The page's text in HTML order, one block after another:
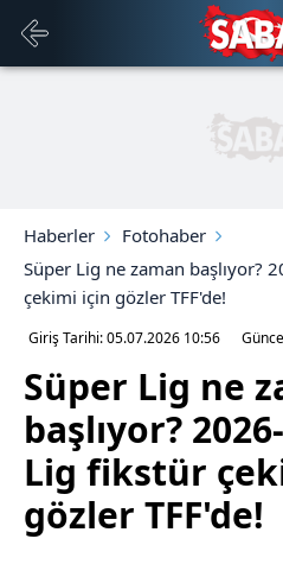
Haberler
Fotohaber
Süper Lig ne zaman başlıyor?
çekimi için gözler TFF'de!
Giriş Tarihi: 05.07.2026 10:56
Süper Lig ne
başlıyor?
Lig fikstür
gözler TFF'de!